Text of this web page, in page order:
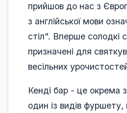
прийшов до нас з
з англійської мови
стіл". Вперше солодкі
призначені для
весільних
Кенді бар - це окрема
один із видів фуршету,